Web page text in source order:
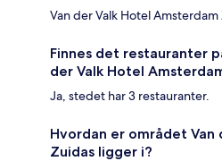
Van der Valk Hotel
Finnes det restauranter
der Valk Hotel
Ja, stedet har 3 restauranter.
Hvordan er området Van
Zuidas ligger i?